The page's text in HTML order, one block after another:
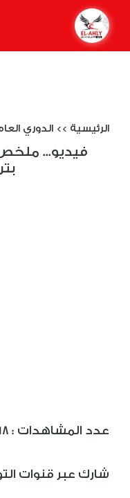
الرئيسية >> الدوري
فيديو...
: عدد المشاهدات
شارك عبر قنوات